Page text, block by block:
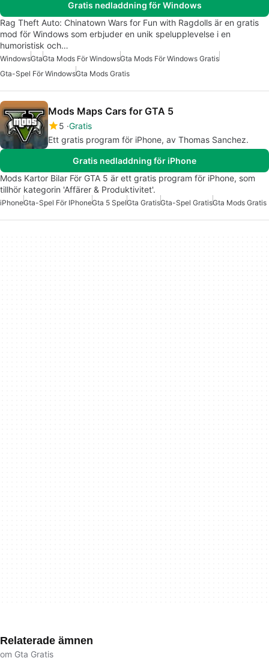
Gratis nedladdning för Windows
Rag Theft Auto: Chinatown Wars for Fun with Ragdolls är en gratis
mod för Windows som erbjuder en unik spelupplevelse i en
humoristisk och…
WindowsGtaGta Mods För WindowsGta Mods För Windows Gratis
Gta-Spel För WindowsGta Mods Gratis
Mods Maps Cars for GTA 5
5 Gratis
Ett gratis program för iPhone, av Thomas Sanchez.
Gratis nedladdning för iPhone
Mods Kartor Bilar För GTA 5 är ett gratis program för iPhone, som
tillhör kategorin 'Affärer & Produktivitet'.
iPhoneGta-Spel För IPhoneGta 5 SpelGta GratisGta-Spel GratisGta Mods Gratis
Relaterade ämnen
om Gta Gratis